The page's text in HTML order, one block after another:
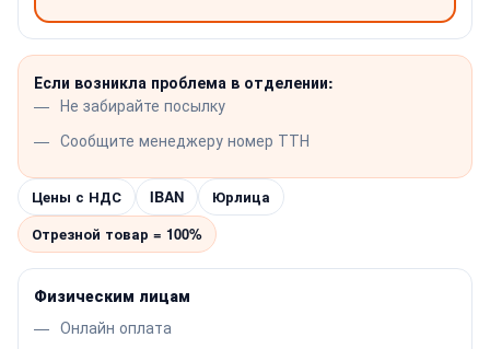
Если возникла проблема в отделении:
Не забирайте посылку
Сообщите менеджеру номер ТТН
Цены с НДС IBAN
Юрлица
Отрезной товар = 100%
Физическим лицам
Онлайн оплата